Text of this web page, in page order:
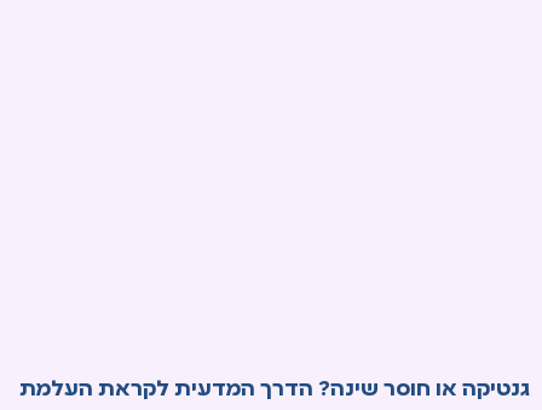
גנטיקה או חוסר שינה? הדרך המדעית לקראת העלמת